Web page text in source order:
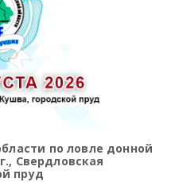
по ловле донной
Свердловская
пруд